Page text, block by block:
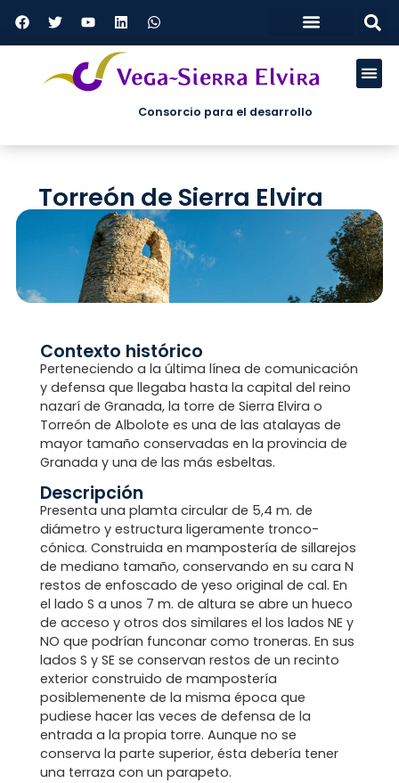
Consorcio para el desarrollo
Torreón de Sierra Elvira
Contexto histórico
Perteneciendo a la última línea de comunicación
y defensa que llegaba hasta la capital del reino
nazarí de Granada, la torre de Sierra Elvira o
Torreón de Albolote es una de las atalayas de
mayor tamaño conservadas en la provincia de
Granada y una de las más esbeltas.
Descripción
Presenta una plamta circular de 5,4 m. de
diámetro y estructura ligeramente tronco-
cónica. Construida en mampostería de sillarejos
de mediano tamaño, conservando en su cara N
restos de enfoscado de yeso original de cal. En
el lado S a unos 7 m. de altura se abre un hueco
de acceso y otros dos similares el los lados NE y
NO que podrían funconar como troneras. En sus
lados S y SE se conservan restos de un recinto
exterior construido de mampostería
posiblemenente de la misma época que
pudiese hacer las veces de defensa de la
entrada a la propia torre. Aunque no se
conserva la parte superior, ésta debería tener
una terraza con un parapeto.